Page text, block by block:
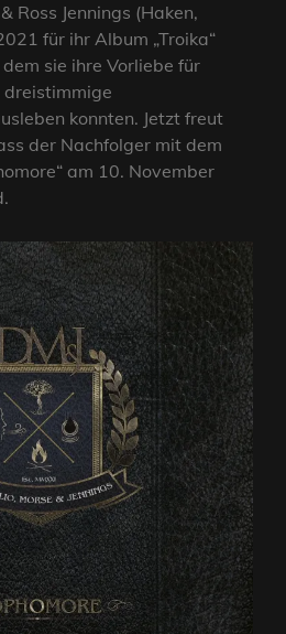
Ross Jennings (Haken,
für ihr Album „Troika“
sie ihre Vorliebe für
dreistimmige
konnten. Jetzt freut
der Nachfolger mit dem
am 10. November